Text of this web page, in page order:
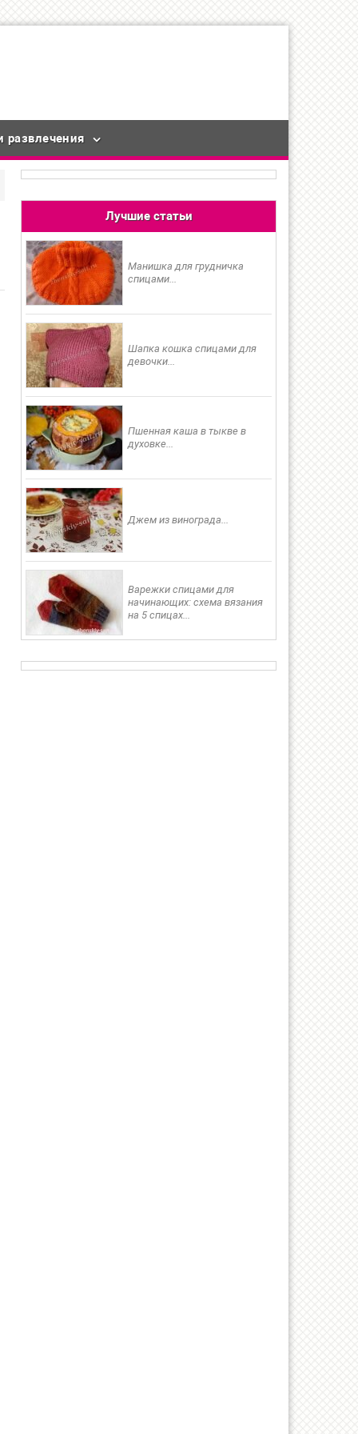
развлечения
Лучшие статьи
Манишка для грудничка
спицами...
Шапка кошка спицами для
девочки...
Пшенная каша в тыкве в
духовке...
Джем из винограда...
Варежки спицами для
начинающих: схема вязания
на 5 спицах...